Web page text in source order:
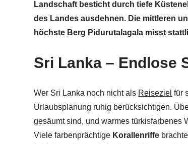
Landschaft besticht durch tiefe
des Landes ausdehnen. Die mittleren
höchste Berg Pidurutalagala misst
Sri Lanka – Endlose
Wer Sri Lanka noch nicht als Reiseziel für
Urlaubsplanung ruhig berücksichtigen.
gesäumt sind, und warmes türkisfarbenes
Viele farbenprächtige Korallenriffe